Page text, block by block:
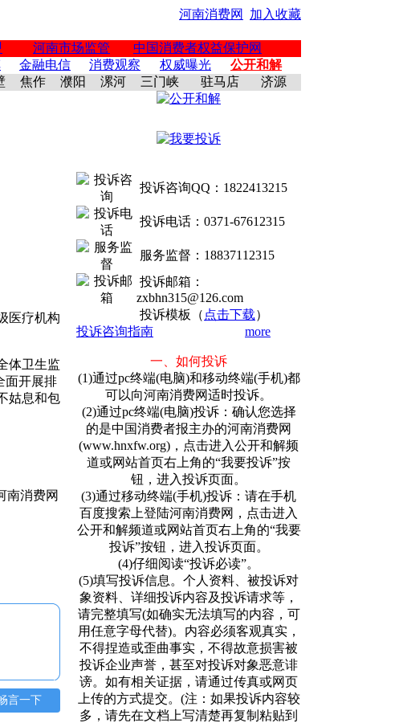
河南消费网 加入收藏
河南市场监管
中国消费者权益保护网
金融电信 消费观察 权威曝光
公开和解
焦作 濮阳 漯河 三门峡 驻马店 济源
医疗机构
体卫生监
面开展排
姑息和包
言一下
投诉咨询QQ：1822413215
投诉电话：0371-67612315
服务监督：18837112315
投诉邮箱：
zxbhn315@126.com
投诉模板（ 点击下载）
投诉咨询指南
more
一、如何投诉
(1)通过pc终端(电脑)和移动终端(手机)都
可以向河南消费网适时投诉。
(2)通过pc终端(电脑)投诉：确认您选择
的是中国消费者报主办的河南消费网
(www.hnxfw.org)，点击进入公开和解频
道或网站首页右上角的“我要投诉”按
钮，进入投诉页面。
(3)通过移动终端(手机)投诉：请在手机
百度搜索上登陆河南消费网，点击进入
公开和解频道或网站首页右上角的“我要
投诉”按钮，进入投诉页面。
(4)仔细阅读“投诉必读”。
(5)填写投诉信息。个人资料、被投诉对
象资料、详细投诉内容及投诉请求等，
请完整填写(如确实无法填写的内容，可
用任意字母代替)。内容必须客观真实，
不得捏造或歪曲事实，不得故意损害被
投诉企业声誉，甚至对投诉对象恶意诽
谤。如有相关证据，请通过传真或网页
上传的方式提交。(注：如果投诉内容较
多，请先在文档上写清楚再复制粘贴到